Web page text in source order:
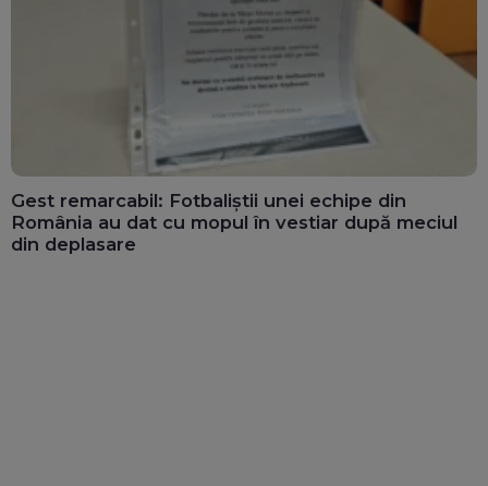
Gest remarcabil: Fotbaliștii unei echipe din
România au dat cu mopul în vestiar după meciul
din deplasare